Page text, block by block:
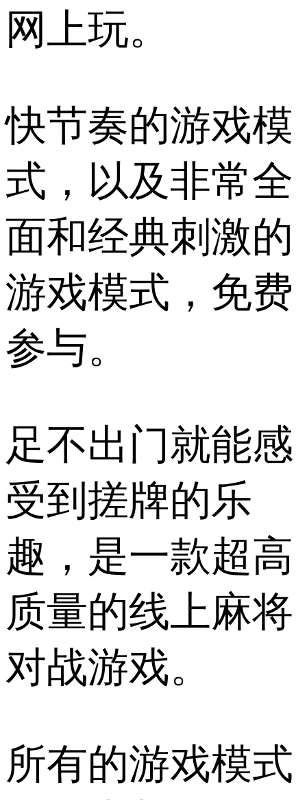
网上玩。
快节奏的游戏模
式，以及非常全
面和经典刺激的
游戏模式，免费
参与。
足不出门就能感
受到搓牌的乐
趣，是一款超高
质量的线上麻将
对战游戏。
所有的游戏模式